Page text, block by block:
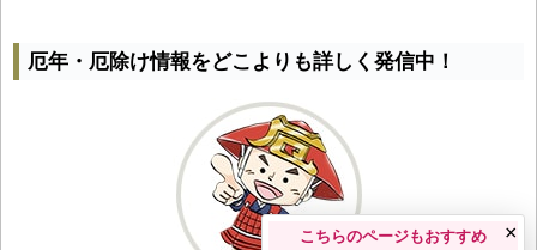
厄年・厄除け情報をどこよりも詳しく発信中！
こちらのページもおすすめ ×